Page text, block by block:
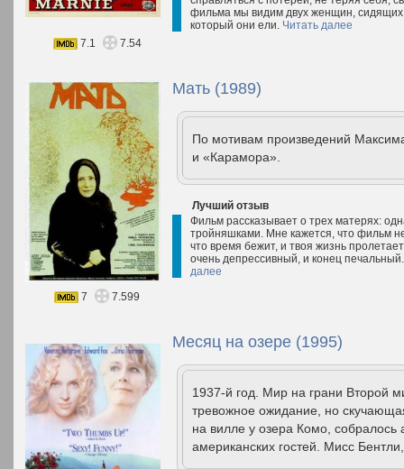
фильма мы видим двух женщин, сидящих
который они ели. Читать далее
7.1
7.54
Мать (1989)
По мотивам произведений
и «Карамора».
Лучший отзыв
Фильм рассказывает о трех матерях:
тройняшками. Мне кажется, что фильм
что время бежит, и твоя жизнь
очень депрессивный, и конец
далее
7
7.599
Месяц на озере (1995)
1937-й год. Мир на грани Второй
тревожное ожидание, но
на вилле у озера Комо, собралось
американских гостей. Мисс